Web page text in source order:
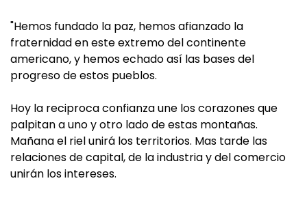
"Hemos fundado la paz, hemos afianzado la
fraternidad en este extremo del continente
americano, y hemos echado así las bases del
progreso de estos pueblos.
Hoy la reciproca confianza une los corazones que
palpitan a uno y otro lado de estas montañas.
Mañana el riel unirá los territorios. Mas tarde las
relaciones de capital, de la industria y del comercio
unirán los intereses.